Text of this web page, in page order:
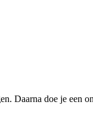
Daarna doe je een